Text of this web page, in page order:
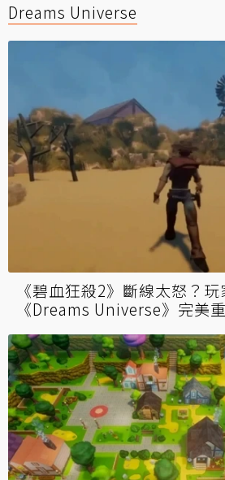
Dreams Universe
《碧血狂殺2》斷線太怒？
《Dreams Universe》完美